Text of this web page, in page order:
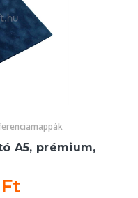
A5, prémium,